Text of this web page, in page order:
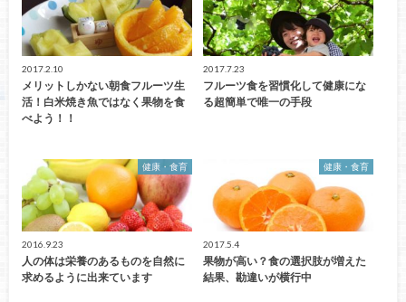
2017.2.10
メリットしかない朝食フルーツ生
活！白米焼き魚ではなく果物を食
べよう！！
2017.7.23
フルーツ食を習慣化して健康にな
る超簡単で唯一の手段
健康・食育
2016.9.23
人の体は栄養のあるものを自然に
求めるように出来ています
健康・食育
2017.5.4
果物が高い？食の選択肢が増えた
結果、勘違いが横行中